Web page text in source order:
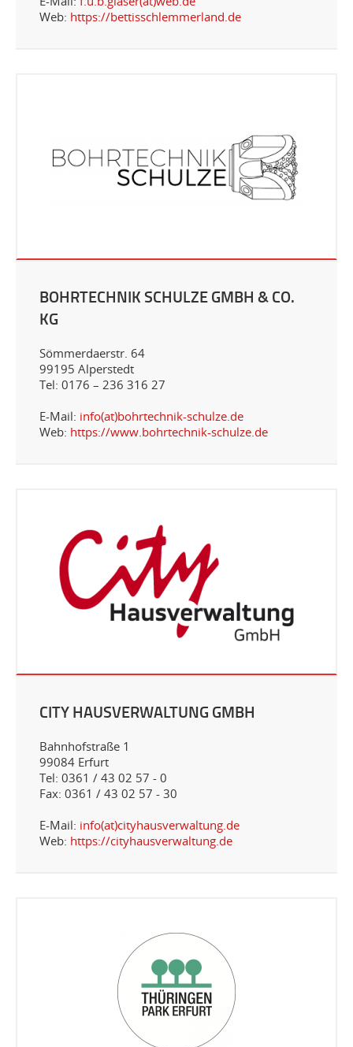
Web: https://bettisschlemmerland.de
BOHRTECHNIK SCHULZE GMBH & CO.
KG
Sömmerdaerstr. 64
99195 Alperstedt
Tel: 0176 – 236 316 27
E-Mail: info(at)bohrtechnik-schulze.de
Web: https://www.bohrtechnik-schulze.de
CITY HAUSVERWALTUNG GMBH
Bahnhofstraße 1
99084 Erfurt
Tel: 0361 / 43 02 57 - 0
Fax: 0361 / 43 02 57 - 30
E-Mail: info(at)cityhausverwaltung.de
Web: https://cityhausverwaltung.de